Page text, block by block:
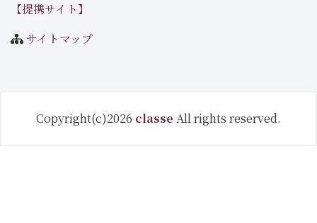
【提携サイト】
サイトマップ
Copyright(c)2026 classe All rights reserved.